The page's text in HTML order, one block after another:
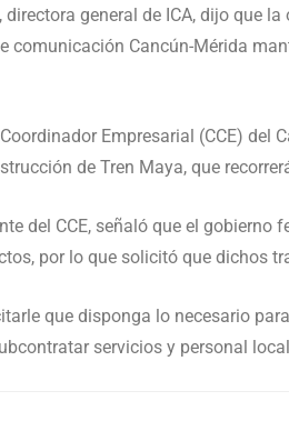
general de ICA, dijo que
comunicación Cancún-Mérida
Empresarial (CCE)
de Tren Maya, que
del CCE, señaló que el
por lo que solicitó que dichos
que disponga lo necesario
servicios y personal